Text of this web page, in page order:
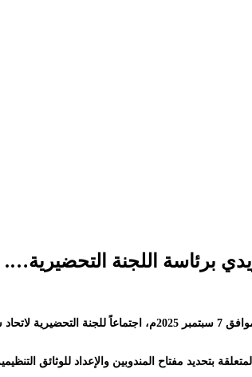
برئاسة اللجنة التحضيرية….
ترأس الرفيق سالم علي جعيم سكرتير أول منظمة #الحزب_الاشتراكي_اليمني بمديرية خنفر
بتحديد مفتاح المندوبين والإعداد للوثائق